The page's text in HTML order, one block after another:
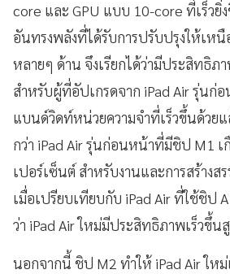
core และ GPU แบบ 10-core ที่เร็ว
อันทรงพลังที่ได้รับการปรับปรุงให้เห
หลายๆ ด้าน จึงเรียกได้ว่ามีประสิทธิภ
สำหรับผู้ที่อัปเกรดจาก iPad Air รุ่นก่
แบนด์วิดท์หน่วยความจำที่เร็วขึ้นด้วยแ
กว่า iPad Air รุ่นก่อนหน้าที่มีชิป M1 เ
เปอร์เซ็นต์ สำหรับงานและการสร้างส
เมื่อเปรียบเทียบกับ iPad Air ที่ใช้ชิป
ว่า iPad Air ใหม่มีประสิทธิภาพเร็วขึ้น
นอกจากนี้ ชิป M2 ทำให้ iPad Air ใ